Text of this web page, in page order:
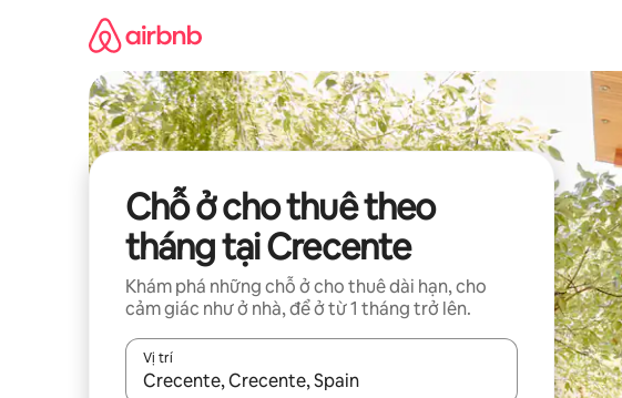
Chỗ ở cho thuê theo
tháng tại Crecente
Khám phá những chỗ ở cho thuê dài hạn, cho
cảm giác như ở nhà, để ở từ 1 tháng trở lên.
Vị trí
Khi có kết quả, hãy điều hướng bằng phím mũi tên lên và xuống